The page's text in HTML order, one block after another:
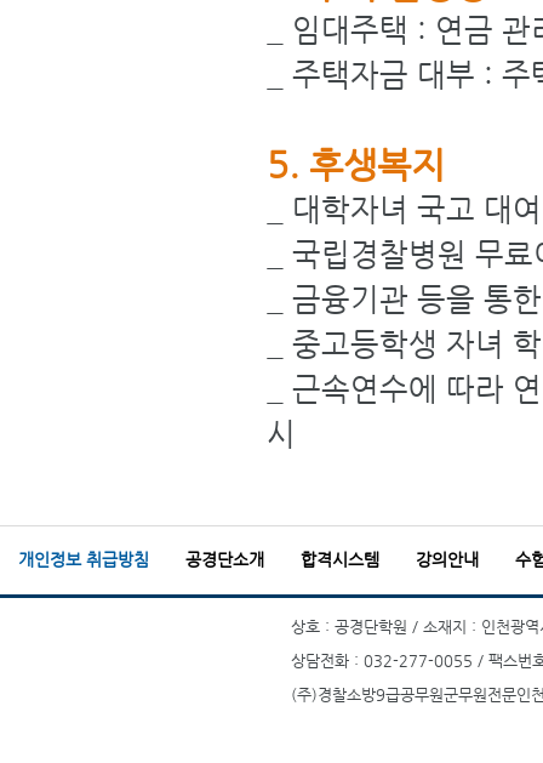
_ 임대주택 : 연금
_ 주택자금 대부 :
5. 후생복지
_ 대학자녀 국고 대
_ 국립경찰병원 무
_ 금융기관 등을 통
_ 중고등학생 자녀
_ 근속연수에 따라
시
개인정보 취급방침 공경단소개 합격시스템 강의안내 수
상호 : 공경단학원 / 소재지 : 인천광
상담전화 : 032-277-0055 / 팩스번
(주)경찰소방9급공무원군무원전문